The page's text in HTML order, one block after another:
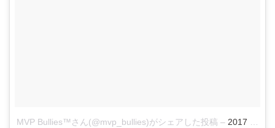
MVP Bullies™さん(@mvp_bullies)がシェアした投稿 – 2017 4